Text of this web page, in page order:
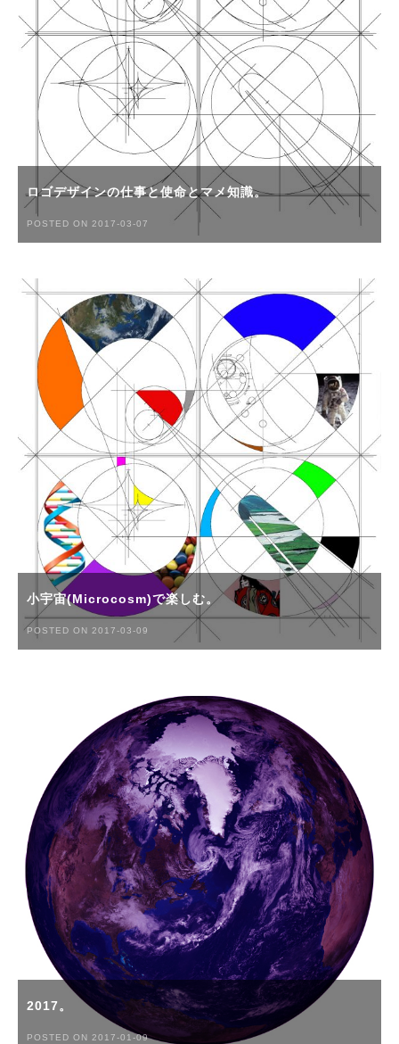
ロゴデザインの仕事と使命とマメ知識。
POSTED ON 2017-03-07
小宇宙(Microcosm)で楽しむ。
POSTED ON 2017-03-09
2017。
POSTED ON 2017-01-09